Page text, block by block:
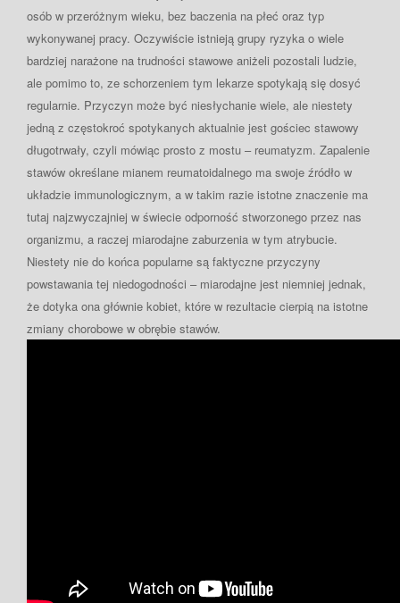
osób w przeróżnym wieku, bez baczenia na płeć oraz typ
wykonywanej pracy. Oczywiście istnieją grupy ryzyka o wiele
bardziej narażone na trudności stawowe aniżeli pozostali ludzie,
ale pomimo to, ze schorzeniem tym lekarze spotykają się dosyć
regularnie. Przyczyn może być niesłychanie wiele, ale niestety
jedną z częstokroć spotykanych aktualnie jest gościec stawowy
długotrwały, czyli mówiąc prosto z mostu – reumatyzm. Zapalenie
stawów określane mianem reumatoidalnego ma swoje źródło w
układzie immunologicznym, a w takim razie istotne znaczenie ma
tutaj najzwyczajniej w świecie odporność stworzonego przez nas
organizmu, a raczej miarodajne zaburzenia w tym atrybucie.
Niestety nie do końca popularne są faktyczne przyczyny
powstawania tej niedogodności – miarodajne jest niemniej jednak,
że dotyka ona głównie kobiet, które w rezultacie cierpią na istotne
zmiany chorobowe w obrębie stawów.